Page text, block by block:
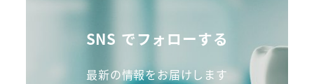
SNS でフォローする
最新の情報をお届けします